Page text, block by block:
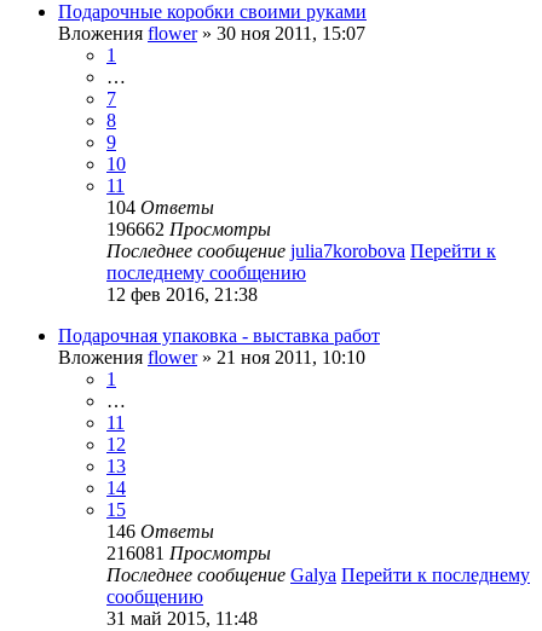
Подарочные коробки своими руками
Вложения flower» 30 ноя 2011, 15:07
1
…
7
8
9
10
11
104 Ответы
196662 Просмотры
Последнее сообщение julia7korobova Перейти к
последнему сообщению
12 фев 2016, 21:38
Подарочная упаковка - выставка работ
Вложения flower» 21 ноя 2011, 10:10
1
…
11
12
13
14
15
146 Ответы
216081 Просмотры
Последнее сообщение Galya Перейти к последнему
сообщению
31 май 2015, 11:48